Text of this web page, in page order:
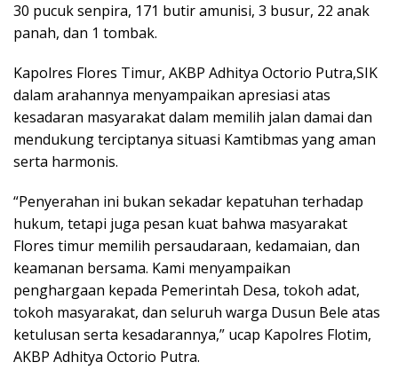
30 pucuk senpira, 171 butir amunisi, 3 busur, 22 anak
panah, dan 1 tombak.
Kapolres Flores Timur, AKBP Adhitya Octorio Putra,SIK
dalam arahannya menyampaikan apresiasi atas
kesadaran masyarakat dalam memilih jalan damai dan
mendukung terciptanya situasi Kamtibmas yang aman
serta harmonis.
“Penyerahan ini bukan sekadar kepatuhan terhadap
hukum, tetapi juga pesan kuat bahwa masyarakat
Flores timur memilih persaudaraan, kedamaian, dan
keamanan bersama. Kami menyampaikan
penghargaan kepada Pemerintah Desa, tokoh adat,
tokoh masyarakat, dan seluruh warga Dusun Bele atas
ketulusan serta kesadarannya,” ucap Kapolres Flotim,
AKBP Adhitya Octorio Putra.